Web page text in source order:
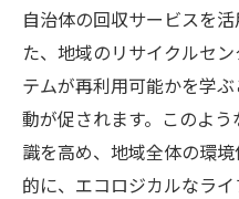
自治体の回収サービスを
た、地域のリサイクルセ
テムが再利用可能かを学
動が促されます。このよ
識を高め、地域全体の環
的に、エコロジカルなラ